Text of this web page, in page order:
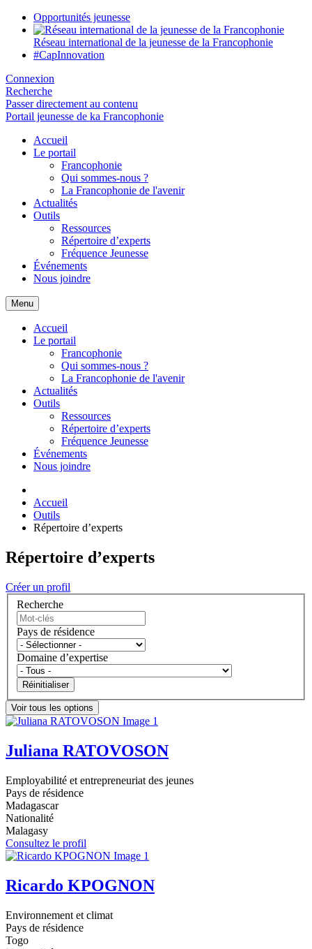
Opportunités jeunesse
Réseau international de la jeunesse de la Francophonie
#CapInnovation
Connexion
Recherche
Passer directement au contenu
Portail jeunesse de ka Francophonie
Accueil
Le portail
Francophonie
Qui sommes-nous ?
La Francophonie de l'avenir
Actualités
Outils
Ressources
Répertoire d’experts
Fréquence Jeunesse
Événements
Nous joindre
Menu
Accueil
Le portail
Francophonie
Qui sommes-nous ?
La Francophonie de l'avenir
Actualités
Outils
Ressources
Répertoire d’experts
Fréquence Jeunesse
Événements
Nous joindre
Accueil
Outils
Répertoire d’experts
Répertoire d’experts
Créer un profil
Recherche
Pays de résidence
Domaine d’expertise
Réinitialiser
Voir tous les options
Juliana RATOVOSON
Employabilité et entrepreneuriat des jeunes
Pays de résidence
Madagascar
Nationalité
Malagasy
Consultez le profil
Ricardo KPOGNON
Environnement et climat
Pays de résidence
Togo